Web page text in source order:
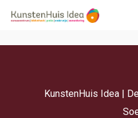
KunstenHuis Idea |